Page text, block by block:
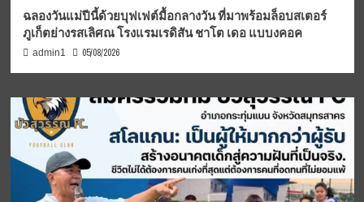
ฉลองวันแม่ปีนี้ด้วยบุฟเฟต์มื้อกลางวัน ที่มาพร้อมล็อบสเตอร์
ภูเก็ตย่างรสเลิศณ โรงแรมเรดิสัน ชาโต เดอ แบบงคอค
admin1 05/08/2026